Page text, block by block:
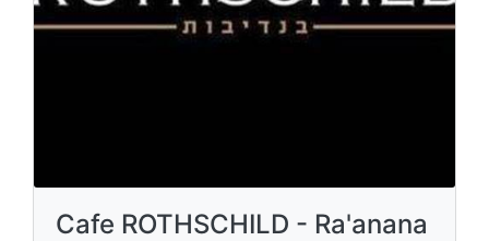
Cafe ROTHSCHILD - Ra'anana